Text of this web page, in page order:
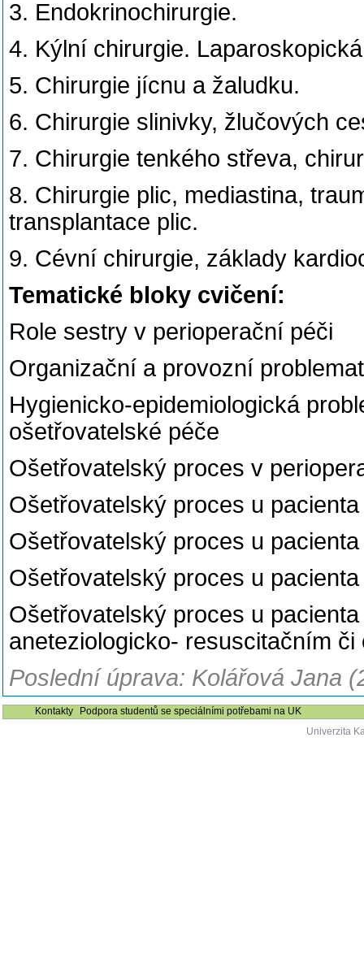
3. Endokrinochirurgie.
4. Kýlní chirurgie.
5. Chirurgie jícnu a žaludku.
6. Chirurgie slinivky, žlučových
7. Chirurgie tenkého střeva,
8. Chirurgie plic, mediastina,
transplantace plic.
9. Cévní chirurgie, základy
Tematické bloky cvičení:
Role sestry v perioperační péči
Organizační a provozní
Hygienicko-epidemiologická
ošetřovatelské péče
Ošetřovatelský proces v
Ošetřovatelský proces u
Ošetřovatelský proces u
Ošetřovatelský proces u
Ošetřovatelský proces u
aneteziologicko- resuscitačním
Poslední úprava: Kolářová Jana
Kontakty
Podpora studentů se speciálními potřebami na UK
Univerzita